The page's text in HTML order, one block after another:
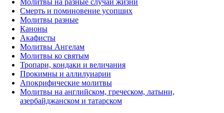
Молитвы на разные случаи жизни
Смерть и поминовение усопших
Молитвы разные
Каноны
Акафисты
Молитвы Ангелам
Молитвы ко святым
Тропари, кондаки и величания
Прокимны и аллилуиарии
Апокрифические молитвы
Молитвы на английском, греческом, латыни,
азербайджанском и татарском